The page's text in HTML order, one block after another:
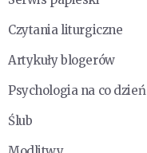
Czytania liturgiczne
Artykuły blogerów
Psychologia na co dzień
Ślub